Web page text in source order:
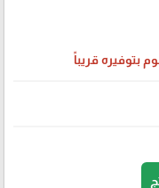
بتوفيره قريباً